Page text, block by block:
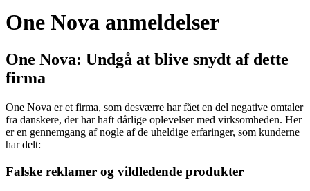
One Nova anmeldelser
One Nova: Undgå at blive snydt af dette
firma
One Nova er et firma, som desværre har fået en del negative omtaler
fra danskere, der har haft dårlige oplevelser med virksomheden. Her
er en gennemgang af nogle af de uheldige erfaringer, som kunderne
har delt:
Falske reklamer og vildledende produkter